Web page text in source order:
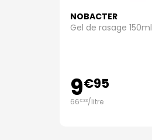
NOBACTER
Gel de rasage 150ml
9€95
66€33/litre